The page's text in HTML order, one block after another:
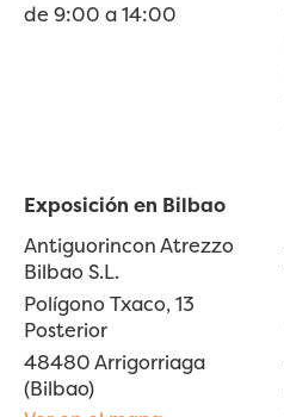
de 9:00 a 14:00
Exposición en Bilbao
Antiguorincon Atrezzo
Bilbao S.L.
Polígono Txaco, 13
Posterior
48480 Arrigorriaga
(Bilbao)